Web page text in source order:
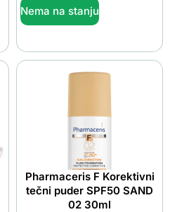
Nema na stanju
Pharmaceris F Korektivni
tečni puder SPF50 SAND
02 30ml